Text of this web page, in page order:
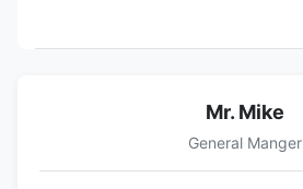
Mr. Mike
General Manger